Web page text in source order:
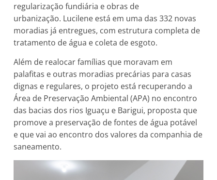
regularização fundiária e obras de
urbanização. Lucilene está em uma das 332 novas
moradias já entregues, com estrutura completa de
tratamento de água e coleta de esgoto.
Além de realocar famílias que moravam em
palafitas e outras moradias precárias para casas
dignas e regulares, o projeto está recuperando a
Área de Preservação Ambiental (APA) no encontro
das bacias dos rios Iguaçu e Barigui, proposta que
promove a preservação de fontes de água potável
e que vai ao encontro dos valores da companhia de
saneamento.